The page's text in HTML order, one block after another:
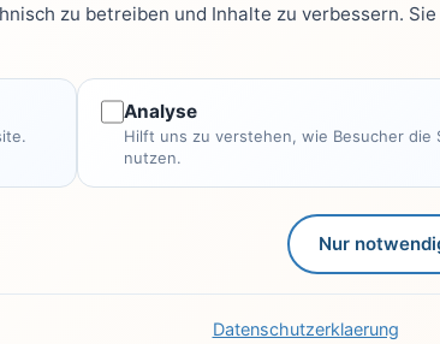
aus
Computer & EDV
Wissen & Lernen
Finanzen
Leitfaden.net – Alle Rechte
zu betreiben und Inhalte zu verbessern.
Analyse
Hilft uns zu verstehen, wie Besucher die
nutzen.
Nur
Datenschutzerklaerung